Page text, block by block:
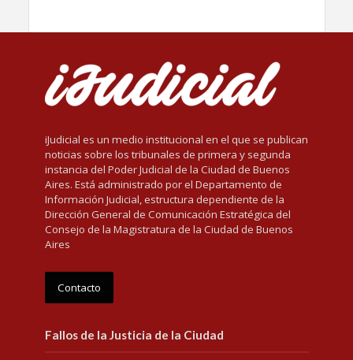
iJudicial es un medio institucional en el que se publican
noticias sobre los tribunales de primera y segunda
instancia del Poder Judicial de la Ciudad de Buenos
Aires. Está administrado por el Departamento de
Información Judicial, estructura dependiente de la
Dirección General de Comunicación Estratégica del
Consejo de la Magistratura de la Ciudad de Buenos
Aires
Contacto
Fallos de la Justicia de la Ciudad